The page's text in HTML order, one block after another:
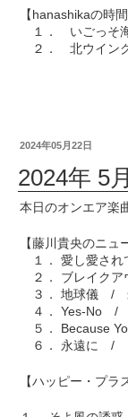
【hanashikaの時
１． いごっそ
２． 北ウイ
2024年05月22日
2024年 5
本日のオンエア楽
【藤川貴央のニュ
１． 愛し愛さ
２． ブレイク
３． 地球儀 /
４． Yes-No /
５． Because
６． 永遠に /
【ハッピー・プラ